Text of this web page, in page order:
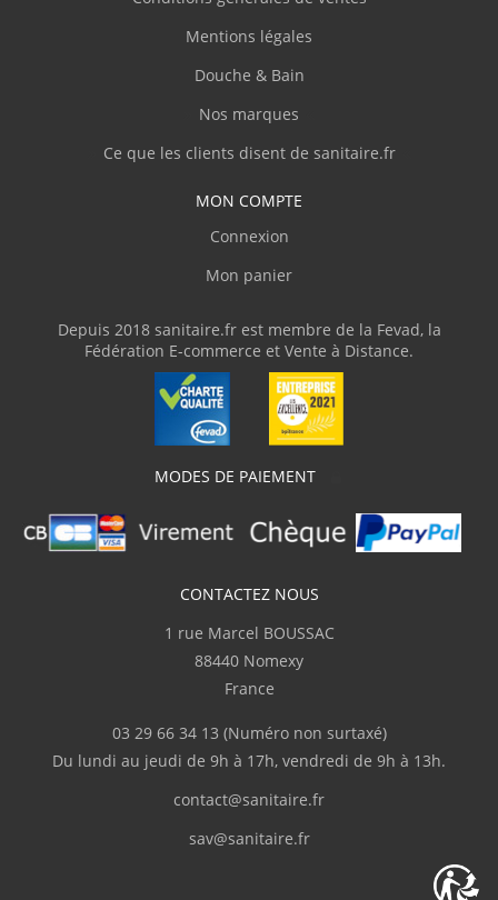
Mentions légales
Douche & Bain
Nos marques
Ce que les clients disent de sanitaire.fr
MON COMPTE
Connexion
Mon panier
Depuis 2018 sanitaire.fr est membre de la Fevad, la
Fédération E-commerce et Vente à Distance.
MODES DE PAIEMENT
CONTACTEZ NOUS
1 rue Marcel BOUSSAC
88440 Nomexy
France
03 29 66 34 13 (Numéro non surtaxé)
Du lundi au jeudi de 9h à 17h, vendredi de 9h à 13h.
contact@sanitaire.fr
sav@sanitaire.fr